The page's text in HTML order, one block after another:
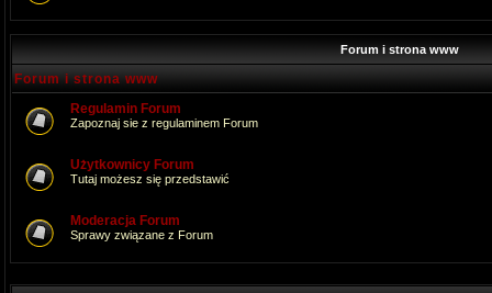
Forum i strona www
Forum i strona www
Regulamin Forum
Zapoznaj sie z regulaminem Forum
Użytkownicy Forum
Tutaj możesz się przedstawić
Moderacja Forum
Sprawy związane z Forum